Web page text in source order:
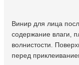
Винир для лица
содержание влаги,
волнистости.
перед